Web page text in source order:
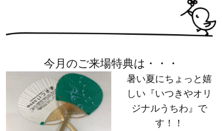
今月のご来場特典は・・・
暑い夏にちょっと嬉
しい『いつきやオリ
ジナルうちわ』で
す！！